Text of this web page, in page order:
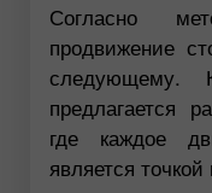
Согласно
продвижение
следующему.
предлагается
где каждое
является